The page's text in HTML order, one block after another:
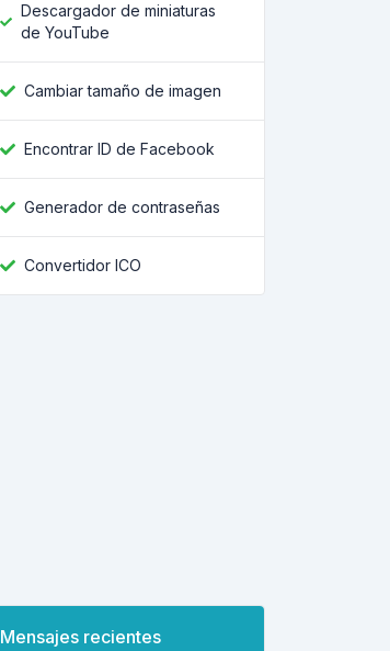
Descargador de miniaturas
de YouTube
Cambiar tamaño de imagen
Encontrar ID de Facebook
Generador de contraseñas
Convertidor ICO
Mensajes recientes